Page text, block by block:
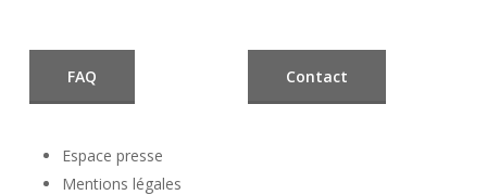
FAQ Contact
Espace presse
Mentions légales